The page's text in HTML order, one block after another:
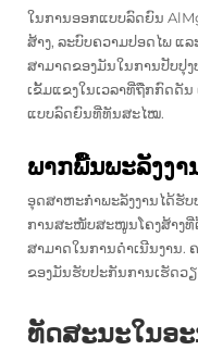
ໃນການອອກແບບລົດຍົນ
ສ້າງ, ລະບົບຄວາມປອດໄພ ແ
ສາມາດຂອງມັນໃນການປັບປຸ
ເຂັ້ມແຂງໃນເວລາທີ່ຖືກກົດດັ
ແບບລົດຍົນທີ່ທັນສະໄໝ.
ພາກພື້ນພະລັງງາ
ອຸດສາຫະກໍາພະລັງງານໄດ້ຮັ
ການສະໜັບສະໜູນໂຄງສ້າງທີ່
ສາມາດໃນການດໍາເນີນງານ.
ຂອງມັນຮັບປະກັນການເຮັດວ
ທັດສະນະໃນອ